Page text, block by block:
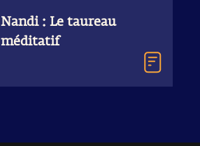
Nandi : Le taureau
méditatif